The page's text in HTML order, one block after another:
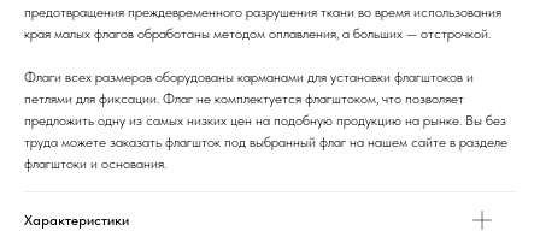
предотвращения преждевременного разрушения ткани во время использования
края малых флагов обработаны методом оплавления, а больших — отстрочкой.
Флаги всех размеров оборудованы карманами для установки флагштоков и
петлями для фиксации. Флаг не комплектуется флагштоком, что позволяет
предложить одну из самых низких цен на подобную продукцию на рынке. Вы без
труда можете заказать флагшток под выбранный флаг на нашем сайте в разделе
флагштоки и основания.
Характеристики